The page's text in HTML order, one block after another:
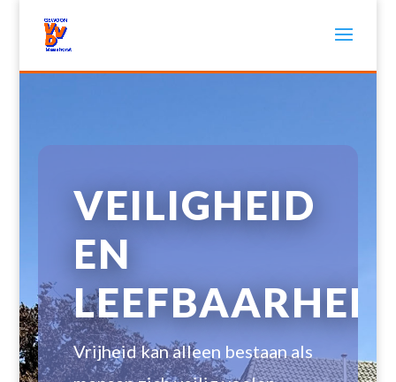
VEILIGHEID
EN
LEEFBAARHEID
Vrijheid kan alleen bestaan als